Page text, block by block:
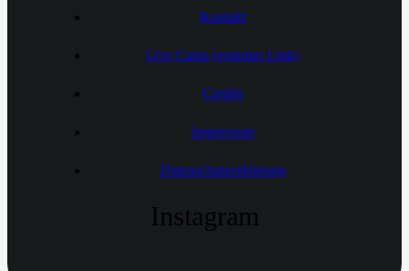
Kontakt
Live Cams (externer Link)
Credits
Impressum
Datenschutzerklärung
Instagram